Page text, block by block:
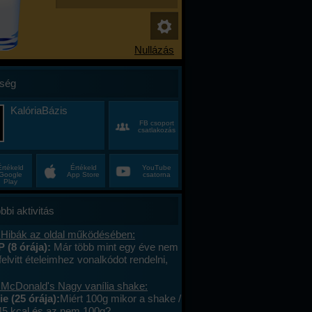
KalóriaBázis
FB csoport
csatlakozás
Play
Értékeld
App Store
YouTube
csatorna
aktivitás
az oldal működésében:
(8 órája): Már több mint egy éve nem
ételeimhez vonalkódot rendelni,
megy. A mások által megadott
le tudom olvasni , jól működik. .
cseréltem, a legújabb android fut,
Nagy vanília shake:
(25 órája):Miért 100g mikor a shake /